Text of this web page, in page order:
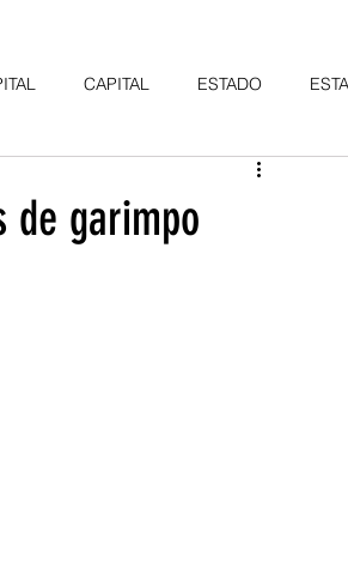
CAPITAL ESTADO
de garimpo